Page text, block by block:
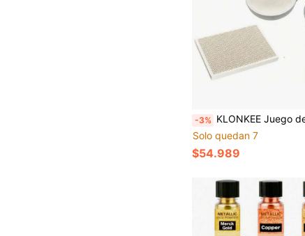
-3% KLONKEE Juego de 4 piezas de pequeños cuencos de cerámica fundida de cuarzo que incluye placa de soldadura de panal,
Solo quedan 7
$54.989